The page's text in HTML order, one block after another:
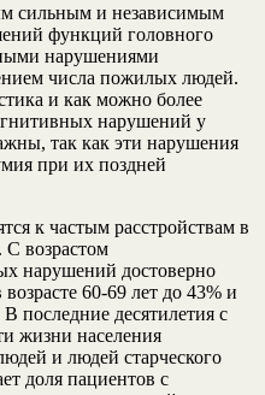
сильным и независимым
функций головного
нарушениями
числа пожилых людей.
и как можно более
нарушений у
так как эти нарушения
при их поздней
к частым расстройствам в
С возрастом
нарушений достоверно
60-69 лет до 43% и
последние десятилетия с
жизни населения
и людей старческого
доля пациентов с